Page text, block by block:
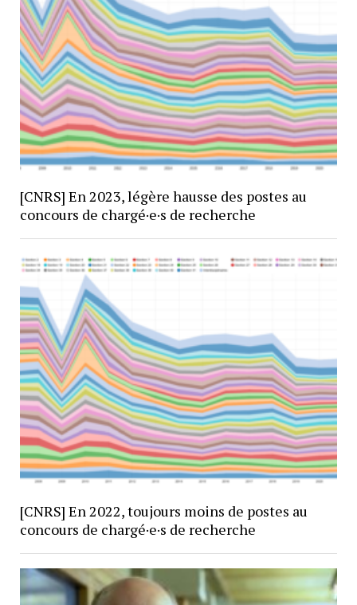
[CNRS] En 2023, légère hausse des postes au
concours de chargé·e·s de recherche
[CNRS] En 2022, toujours moins de postes au
concours de chargé·e·s de recherche